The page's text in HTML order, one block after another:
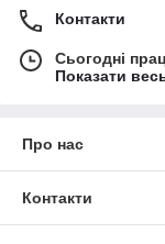
Контакти
Сьогодні
Показати
Про нас
Контакти